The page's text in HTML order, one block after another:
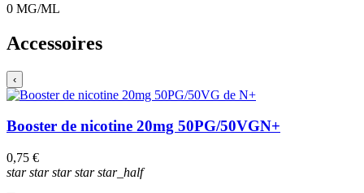
0 MG/ML
Accessoires
‹
Booster de nicotine 20mg 50PG/50VGN+
0,75 €
starstarstarstarstar_half